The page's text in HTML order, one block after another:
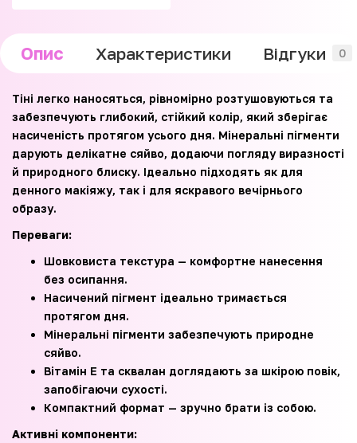
Опис Характеристики Відгуки 0
Тіні легко наносяться, рівномірно розтушовуються та
забезпечують глибокий, стійкий колір, який зберігає
насиченість протягом усього дня. Мінеральні пігменти
дарують делікатне сяйво, додаючи погляду виразності
й природного блиску. Ідеально підходять як для
денного макіяжу, так і для яскравого вечірнього
образу.
Переваги:
Шовковиста текстура — комфортне нанесення
без осипання.
Насичений пігмент ідеально тримається
протягом дня.
Мінеральні пігменти забезпечують природне
сяйво.
Вітамін E та сквалан доглядають за шкірою повік,
запобігаючи сухості.
Компактний формат — зручно брати із собою.
Активні компоненти: